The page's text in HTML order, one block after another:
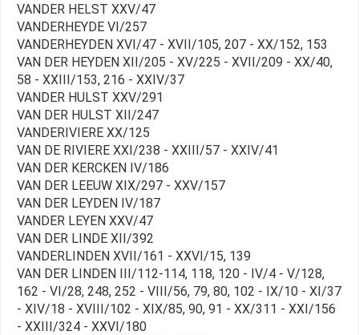
VANDER HELST XXV/47
VANDERHEYDE VI/257
VANDERHEYDEN XVI/47 - XVII/105, 207 - XX/152, 153
VAN DER HEYDEN XII/205 - XV/225 - XVII/209 - XX/40,
58 - XXIII/153, 216 - XXIV/37
VANDER HULST XXV/291
VAN DER HULST XII/247
VANDERIVIERE XX/125
VAN DE RIVIERE XXI/238 - XXIII/57 - XXIV/41
VAN DER KERCKEN IV/186
VAN DER LEEUW XIX/297 - XXV/157
VAN DER LEYDEN IV/187
VANDER LEYEN XXV/47
VAN DER LINDE XII/392
VANDERLINDEN XVII/161 - XXVI/15, 139
VAN DER LINDEN III/112-114, 118, 120 - IV/4 - V/128,
162 - VI/28, 248, 252 - VIII/56, 79, 80, 102 - IX/10 - XI/37
- XIV/18 - XVIII/102 - XIX/85, 90, 91 - XX/311 - XXI/156
- XXIII/324 - XXVI/180